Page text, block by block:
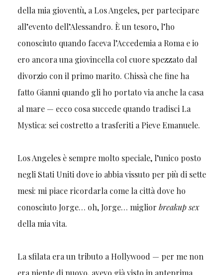
della mia gioventù, a Los Angeles, per partecipare
all’evento dell’Alessandro. È un tesoro, l’ho
conosciuto quando faceva l’Accedemia a Roma e io
ero ancora una giovincella col cuore spezzato dal
divorzio con il primo marito. Chissà che fine ha
fatto Gianni quando gli ho portato via anche la casa
al mare — ecco cosa succede quando tradisci La
Mystica: sei costretto a trasferiti a Pieve Emanuele.
Los Angeles è sempre molto speciale, l’unico posto
negli Stati Uniti dove io abbia vissuto per più di sette
mesi: mi piace ricordarla come la città dove ho
conosciuto Jorge… oh, Jorge… miglior breakup sex
della mia vita.
La sfilata era un tributo a Hollywood — per me non
era niente di nuovo, avevo già visto in anteprima